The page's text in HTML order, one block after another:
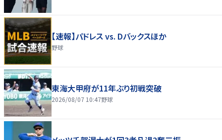
【速報】パドレス vs. Dバックスほか
野球
東海大甲府が11年ぶり初戦突破
2026/08/07 10:47野球